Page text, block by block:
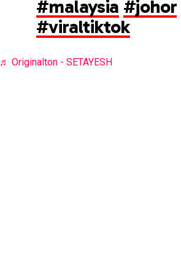
#malaysia #johor
#viraltiktok
♬ Originalton - SETAYESH